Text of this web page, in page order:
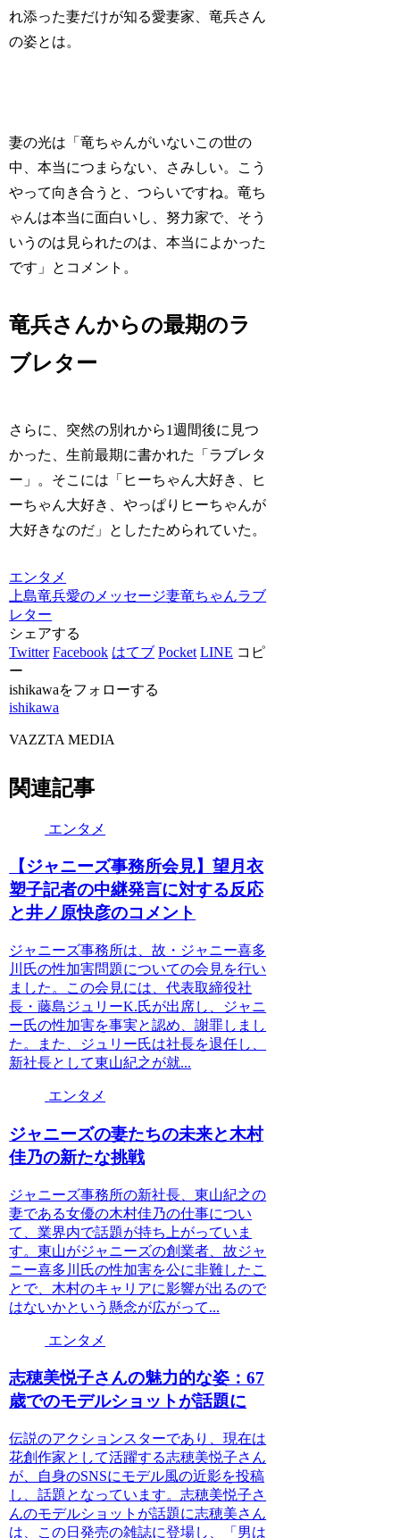
れ添った妻だけが知る愛妻家、竜兵さん
の姿とは。
妻の光は「竜ちゃんがいないこの世の
中、本当につまらない、さみしい。こう
やって向き合うと、つらいですね。竜ち
ゃんは本当に面白いし、努力家で、そう
いうのは見られたのは、本当によかった
です」とコメント。
竜兵さんからの最期のラ
ブレター
さらに、突然の別れから1週間後に見つ
かった、生前最期に書かれた「ラブレタ
ー」。そこには「ヒーちゃん大好き、ヒ
ーちゃん大好き、やっぱりヒーちゃんが
大好きなのだ」としたためられていた。
エンタメ
上島竜兵愛のメッセージ妻竜ちゃんラブ
レター
シェアする
Twitter Facebook はてブ Pocket LINE コピ
ー
ishikawaをフォローする
ishikawa
VAZZTA MEDIA
関連記事
エンタメ
【ジャニーズ事務所会見】望月衣
塑子記者の中継発言に対する反応
と井ノ原快彦のコメント
ジャニーズ事務所は、故・ジャニー喜多
川氏の性加害問題についての会見を行い
ました。この会見には、代表取締役社
長・藤島ジュリーK.氏が出席し、ジャニ
ー氏の性加害を事実と認め、謝罪しまし
た。また、ジュリー氏は社長を退任し、
新社長として東山紀之が就...
エンタメ
ジャニーズの妻たちの未来と木村
佳乃の新たな挑戦
ジャニーズ事務所の新社長、東山紀之の
妻である女優の木村佳乃の仕事につい
て、業界内で話題が持ち上がっていま
す。東山がジャニーズの創業者、故ジャ
ニー喜多川氏の性加害を公に非難したこ
とで、木村のキャリアに影響が出るので
はないかという懸念が広がって...
エンタメ
志穂美悦子さんの魅力的な姿：67
歳でのモデルショットが話題に
伝説のアクションスターであり、現在は
花創作家として活躍する志穂美悦子さん
が、自身のSNSにモデル風の近影を投稿
し、話題となっています。志穂美悦子さ
んのモデルショットが話題に志穂美さん
は、この日発売の雑誌に登場し、「男は